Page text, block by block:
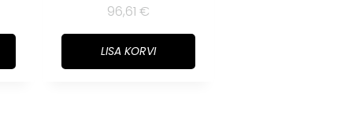
96,61€
LISA KORVI